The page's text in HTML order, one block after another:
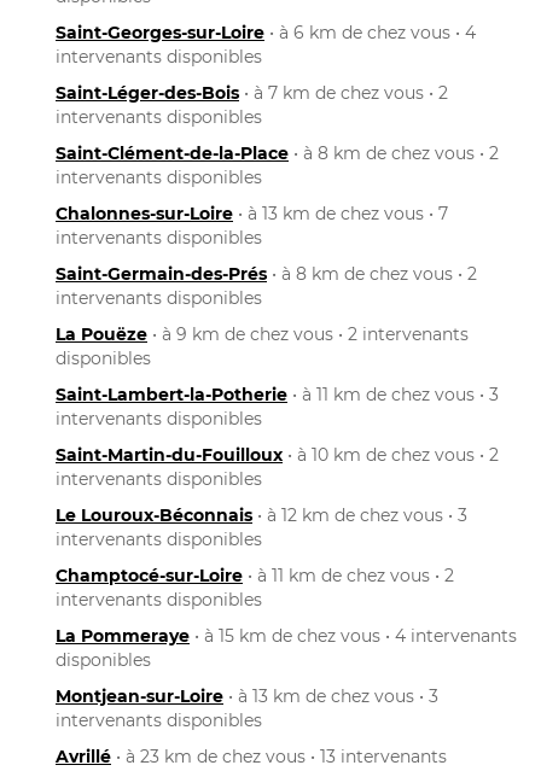
Saint-Georges-sur-Loire • à 6 km de chez vous • 4
intervenants disponibles
Saint-Léger-des-Bois • à 7 km de chez vous • 2
intervenants disponibles
Saint-Clément-de-la-Place • à 8 km de chez vous • 2
intervenants disponibles
Chalonnes-sur-Loire • à 13 km de chez vous • 7
intervenants disponibles
Saint-Germain-des-Prés • à 8 km de chez vous • 2
intervenants disponibles
La Pouëze • à 9 km de chez vous • 2 intervenants
disponibles
Saint-Lambert-la-Potherie • à 11 km de chez vous • 3
intervenants disponibles
Saint-Martin-du-Fouilloux • à 10 km de chez vous • 2
intervenants disponibles
Le Louroux-Béconnais • à 12 km de chez vous • 3
intervenants disponibles
Champtocé-sur-Loire • à 11 km de chez vous • 2
intervenants disponibles
La Pommeraye • à 15 km de chez vous • 4 intervenants
disponibles
Montjean-sur-Loire • à 13 km de chez vous • 3
intervenants disponibles
Avrillé • à 23 km de chez vous • 13 intervenants